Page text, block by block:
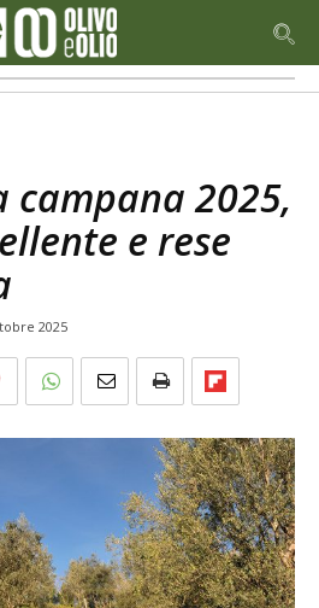
2025,
e rese
2025